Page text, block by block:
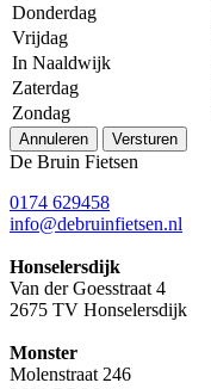
Donderdag
Vrijdag
In Naaldwijk
Zaterdag
Zondag
Annuleren Versturen
De Bruin Fietsen
0174 629458
info@debruinfietsen.nl
Honselersdijk
Van der Goesstraat 4
2675 TV Honselersdijk
Monster
Molenstraat 246